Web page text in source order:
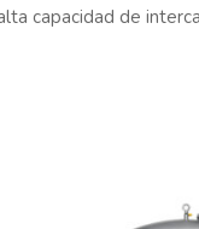
capacidad de